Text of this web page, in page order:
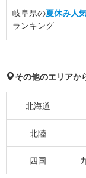
岐阜県の夏休み人
ランキング
その他のエリアか
北海道
北陸
四国